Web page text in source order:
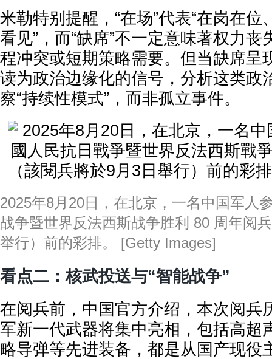
米勒特别提醒，“在场”代表“在岗在
看见”，而“缺席”不一定意味著权力
程冲突或短期策略需要。但当缺席呈
读为政治边缘化的信号，分析这类政
察“持续性模式”，而非孤立事件。
2025年8月20日，在北京，一名中国军人
战争暨世界反法西斯战争胜利 80 周年阅
举行）前的彩排。 [Getty Images]
看点二：核武投送与“智能战争”
在阅兵前，中国官方介绍，本次阅兵
军新一代武器将集中亮相，包括高超
略导弹等先进装备，都是从国产现役